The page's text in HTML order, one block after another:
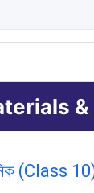
(Class